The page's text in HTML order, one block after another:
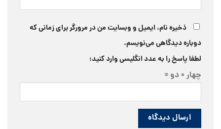
ذخیره نام، ایمیل و وبسایت من در مرورگر برای زمانی که
دوباره دیدگاهی می‌نویسم.
لطفا پاسخ را به عدد انگلیسی وارد کنید:
چهار × دو =